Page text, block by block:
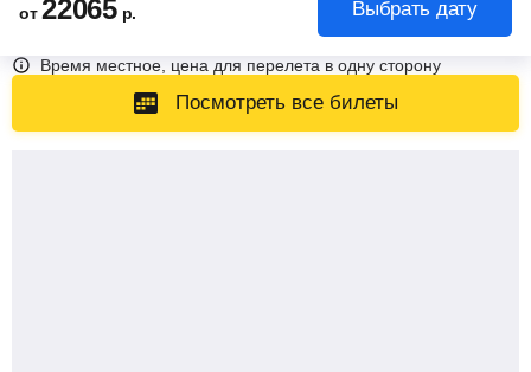
от22065 р. Выбрать дату
Время местное, цена для перелета в одну сторону
Посмотреть все билеты